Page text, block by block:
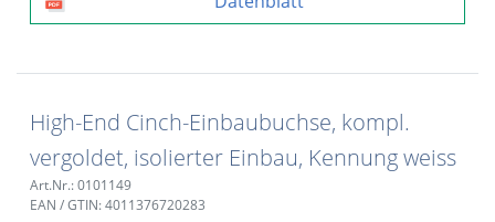
High-End Cinch-Einbaubuchse, kompl.
vergoldet, isolierter Einbau, Kennung weiss
Art.Nr.: 0101149
EAN / GTIN: 4011376720283